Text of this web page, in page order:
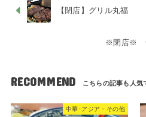
【閉店】グリル丸福
※閉店※
RECOMMEND
中華･アジア・その他